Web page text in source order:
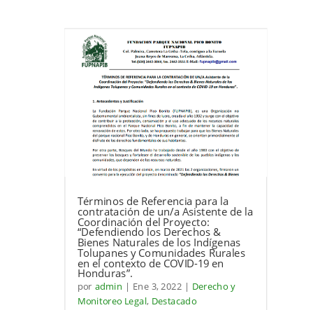
Términos de Referencia para la
contratación de un/a Asistente de la
Coordinación del Proyecto:
“Defendiendo los Derechos &
Bienes Naturales de los Indígenas
Tolupanes y Comunidades Rurales
en el contexto de COVID-19 en
Honduras”.
por admin | Ene 3, 2022| Derecho y
Monitoreo Legal, Destacado